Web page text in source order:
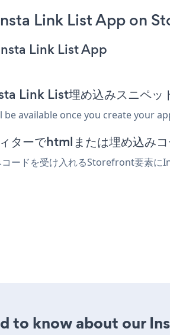
Link List App on
Link List App
Link List埋め込みスニペッ
be available once you create your
ーでhtmlまたは埋め込みコ
ードを受け入れるStorefront要素に
to know about our